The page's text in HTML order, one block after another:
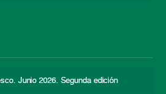
Junio 2026. Segunda edición